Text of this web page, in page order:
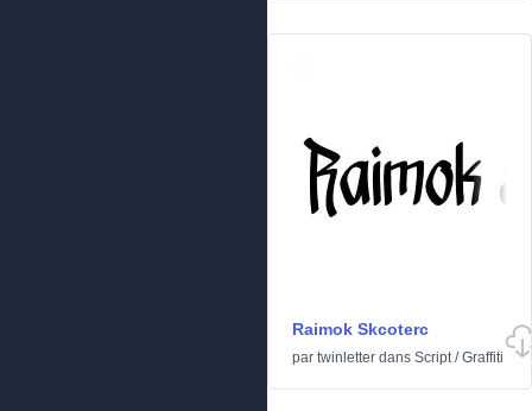
Raimok Skcoterc
par twinletter dans Script/Graffiti